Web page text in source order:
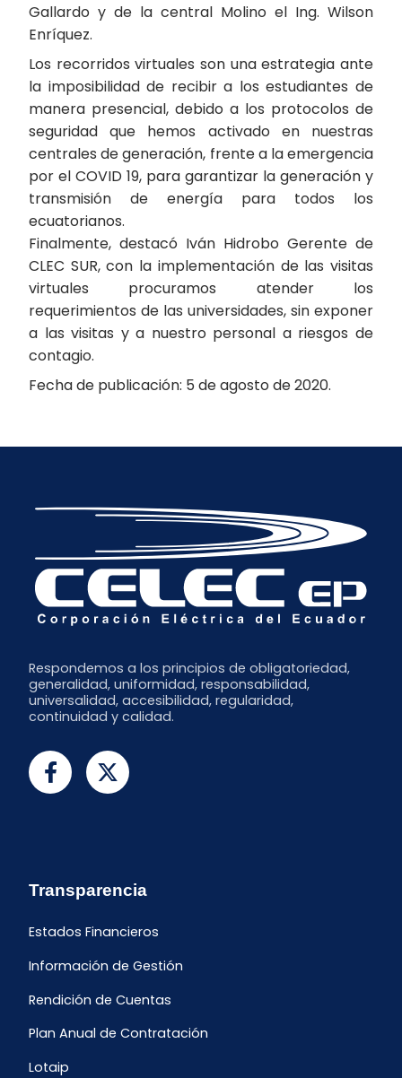
Gallardo y de la central Molino el Ing. Wilson
Enríquez.
Los recorridos virtuales son una estrategia ante
la imposibilidad de recibir a los estudiantes de
manera presencial, debido a los protocolos de
seguridad que hemos activado en nuestras
centrales de generación, frente a la emergencia
por el COVID 19, para garantizar la generación y
transmisión de energía para todos los
ecuatorianos.
Finalmente, destacó Iván Hidrobo Gerente de
CLEC SUR, con la implementación de las visitas
virtuales procuramos atender los
requerimientos de las universidades, sin exponer
a las visitas y a nuestro personal a riesgos de
contagio.
Fecha de publicación: 5 de agosto de 2020.
Respondemos a los principios de obligatoriedad,
generalidad, uniformidad, responsabilidad,
universalidad, accesibilidad, regularidad,
continuidad y calidad.
Transparencia
Estados Financieros
Información de Gestión
Rendición de Cuentas
Plan Anual de Contratación
Lotaip